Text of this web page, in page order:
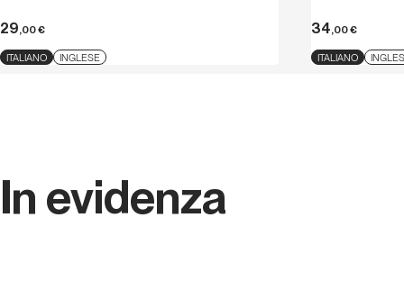
29,00€
ITALIANO INGLESE
34,00€
ITALIANO
In evidenza